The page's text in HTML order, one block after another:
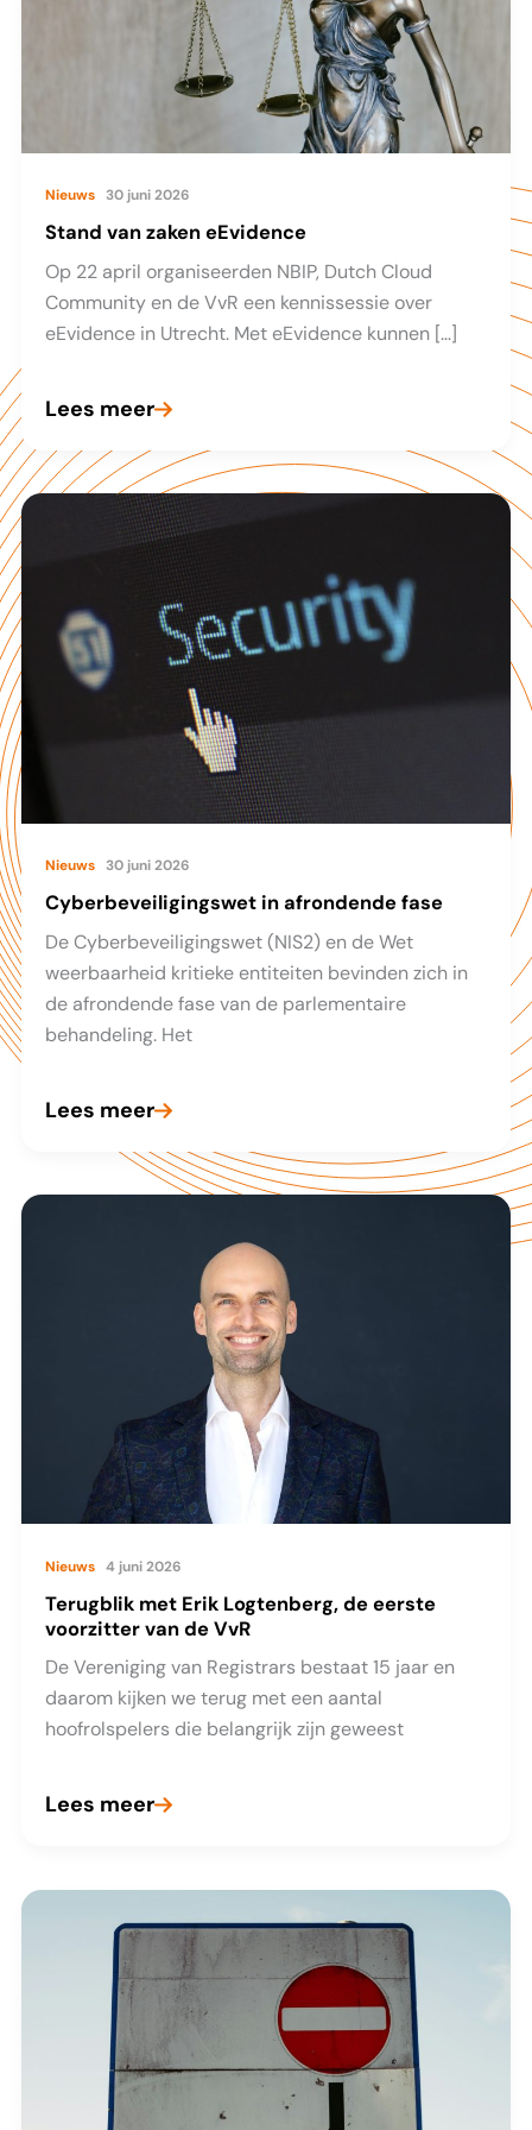
Nieuws 30 juni 2026
Stand van zaken eEvidence
Op 22 april organiseerden NBIP, Dutch Cloud
Community en de VvR een kennissessie over
eEvidence in Utrecht. Met eEvidence kunnen […]
Stand
van
zaken
eEvidence
Lees meer
Nieuws 30 juni 2026
Cyberbeveiligingswet in afrondende fase
De Cyberbeveiligingswet (NIS2) en de Wet
weerbaarheid kritieke entiteiten bevinden zich in
de afrondende fase van de parlementaire
behandeling. Het
Cyberbeveiligingswet
afrondende
Lees meer
Nieuws 4 juni 2026
Terugblik met Erik Logtenberg, de eerste
voorzitter van de VvR
De Vereniging van Registrars bestaat 15 jaar en
daarom kijken we terug met een aantal
hoofrolspelers die belangrijk zijn geweest
Terugblik
Erik
Logtenberg,
eerste
voorzitter
Lees meer